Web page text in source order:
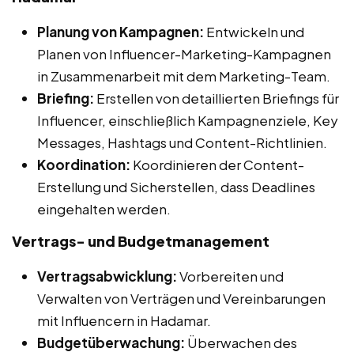
Planung von Kampagnen: Entwickeln und
Planen von Influencer-Marketing-Kampagnen
in Zusammenarbeit mit dem Marketing-Team.
Briefing: Erstellen von detaillierten Briefings für
Influencer, einschließlich Kampagnenziele, Key
Messages, Hashtags und Content-Richtlinien.
Koordination: Koordinieren der Content-
Erstellung und Sicherstellen, dass Deadlines
eingehalten werden.
Vertrags- und Budgetmanagement
Vertragsabwicklung:Vorbereiten und
Verwalten von Verträgen und Vereinbarungen
mit Influencern in Hadamar.
Budgetüberwachung: Überwachen des